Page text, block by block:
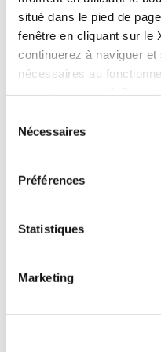
situé dans le pied de
fenêtre en cliquant sur le
continuerez à naviguer
nécessaires au
Nécessaires
Préférences
Statistiques
MarketingSS 1 Via